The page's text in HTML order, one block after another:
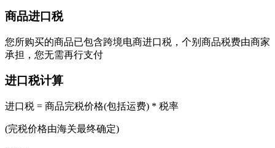
商品进口税
您所购买的商品已包含跨境电商进口税，个别商品税费由商家
承担，您无需再行支付
进口税计算
进口税 = 商品完税价格(包括运费) * 税率
(完税价格由海关最终确定)